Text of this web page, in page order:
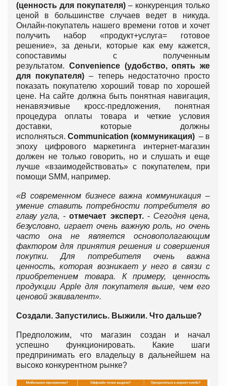
(ценность для покупателя) – конкуренция только
ценой в большинстве случаев ведет в никуда.
Онлайн-покупатель нашего времени готов и хочет
получить набор «продукт+услуга= готовое
решение», за деньги, которые как ему кажется,
сопоставимы с полученным
результатом. Convenience (удобство, опять же
для покупателя) – теперь недостаточно просто
показать покупателю хороший товар по хорошей
цене. На сайте должна быть понятная навигация,
ненавязчивые кросс-предложения, понятная
процедура оплаты товара и четкие условия
доставки, которые должны
исполняться. Communication (коммуникация) – в
эпоху цифрового маркетинга интернет-магазин
должен не только говорить, но и слушать и еще
лучше «взаимодействовать» с покупателем, при
помощи SMM, например.
«В современном бизнесе важна коммуникация –
умение ставить потребности потребителя во
главу угла, -отмечает эксперт.- Сегодня цена,
безусловно, играет очень важную роль, но очень
часто она не является основополагающим
фактором для принятия решения и совершения
покупки. Для потребителя очень важна
ценность, которая возникает у него в связи с
приобретением товара. К примеру, ценность
продукции Apple для покупателя выше, чем его
ценовой эквивалент».
Создали. Запустились. Выжили. Что дальше?
Предположим, что магазин создан и начал
успешно функционировать. Какие шаги
предпринимать его владельцу в дальнейшем на
высоко конкурентном рынке?